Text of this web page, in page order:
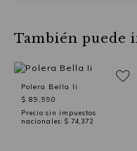
También puede
Polera Bella Ii
$ 89,990
Precio sin impuestos
nacionales: $ 74,372